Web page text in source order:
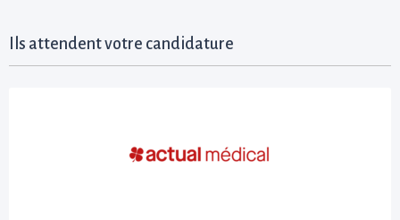
Ils attendent votre candidature